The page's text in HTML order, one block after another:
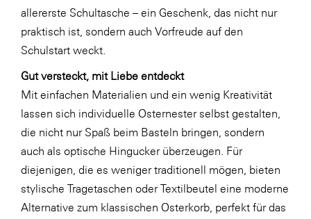
VALETTA
Verband Druck Medien Österreich
Wirtschaftskammer Salzburg
WKS Fachgruppe Fahrzeughandel und
Fahrzeugtechnik
WKS Fachgruppe Finanzdienstleister
WK UBIT
Zühlke
Media
allererste Schultasche – ein Geschenk, das nicht nur
praktisch ist, sondern auch Vorfreude auf den
Schulstart weckt.
Gut versteckt, mit Liebe entdeckt
Mit einfachen Materialien und ein wenig Kreativität
lassen sich individuelle Osternester selbst gestalten,
die nicht nur Spaß beim Basteln bringen, sondern
auch als optische Hingucker überzeugen. Für
diejenigen, die es weniger traditionell mögen, bieten
stylische Tragetaschen oder Textilbeutel eine moderne
Alternative zum klassischen Osterkorb, perfekt für das